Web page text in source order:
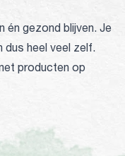
én gezond blijven. Je
dus heel veel zelf.
producten op